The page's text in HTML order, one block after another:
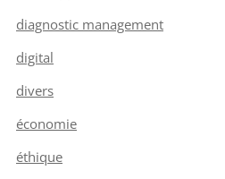
diagnostic management
digital
divers
économie
éthique